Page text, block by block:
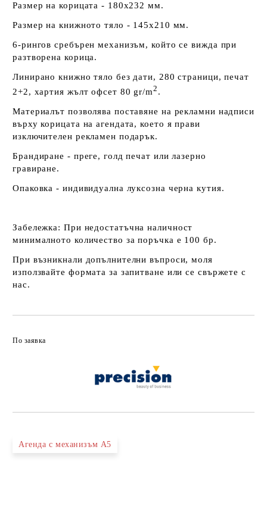
Размер на корицата - 180х232 мм.
Размер на книжното тяло - 145х210 мм.
6-рингов сребърен механизъм, който се вижда при
разтворена корица.
Линирано книжно тяло без дати, 280 страници, печат
2+2, хартия жълт офсет 80 gr/m2 .
Материалът позволява поставяне на рекламни надписи
върху корицата на агендата, което я прави
изключителен рекламен подарък.
Брандиране - преге, голд печат или лазерно
гравиране.
Опаковка - индивидуална луксозна черна кутия.
Забележка: При недостатъчна наличност
минималното количество за поръчка е 100 бр.
При възникнали допълнителни въпроси, моля
използвайте формата за запитване или се свържете с
нас.
По заявка
Агенда с механизъм А5